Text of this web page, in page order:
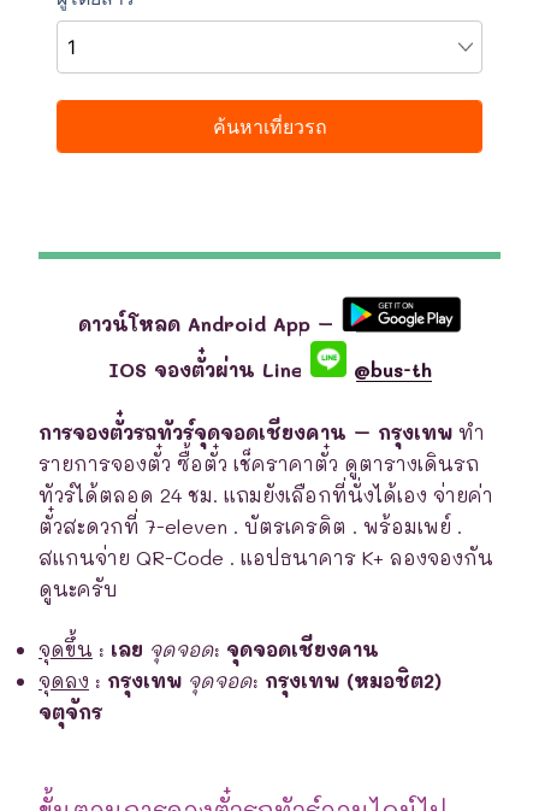
ดาวน์โหลด Android App –
IOS จองตั๋วผ่าน Line
@bus-th
การจองตั๋วรถทัวร์จุดจอดเชียงคาน – กรุงเทพ ทำ
รายการจองตั๋ว ซื้อตั๋ว เช็คราคาตั๋ว ดูตารางเดินรถ
ทัวร์ได้ตลอด 24 ชม. แถมยังเลือกที่นั่งได้เอง จ่ายค่า
ตั๋วสะดวกที่ 7-eleven . บัตรเครดิต . พร้อมเพย์ .
สแกนจ่าย QR-Code . แอปธนาคาร K+ ลองจองกัน
ดูนะครับ
จุดขึ้น : เลย จุดจอด: จุดจอดเชียงคาน
จุดลง : กรุงเทพ จุดจอด: กรุงเทพ (หมอชิต2)
จตุจักร